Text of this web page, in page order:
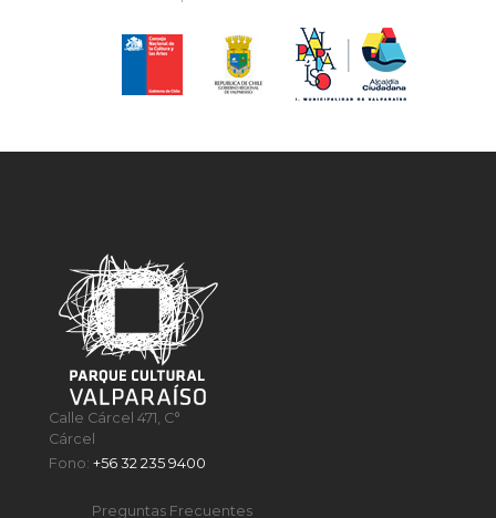
Calle Cárcel 471, C°
Cárcel
Fono:+56 32 235 9400
Preguntas Frecuentes